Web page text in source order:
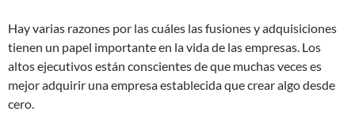
Hay varias razones por las cuáles las fusiones y adquisiciones
tienen un papel importante en la vida de las empresas. Los
altos ejecutivos están conscientes de que muchas veces es
mejor adquirir una empresa establecida que crear algo desde
cero.